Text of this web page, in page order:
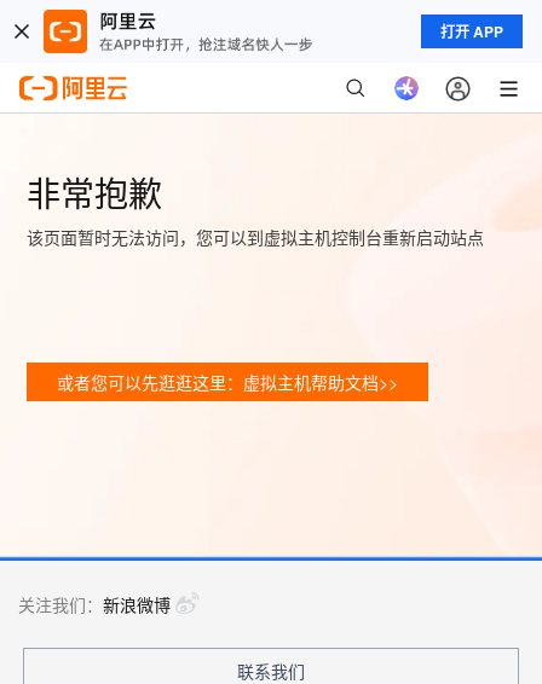
打开 APP
非常抱歉
该页面暂时无法访问，您可以到虚拟主机控制台重新启动站点
或者您可以先逛逛这里：虚拟主机帮助文档>>